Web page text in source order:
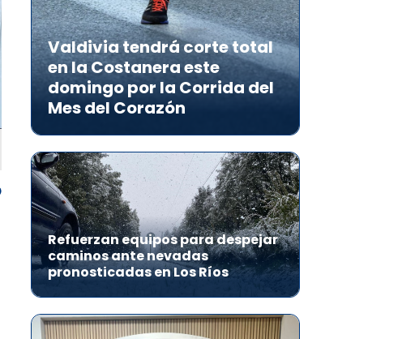
Valdivia tendrá corte total
en la Costanera este
domingo por la Corrida del
Mes del Corazón
Refuerzan equipos para despejar
caminos ante nevadas
pronosticadas en Los Ríos